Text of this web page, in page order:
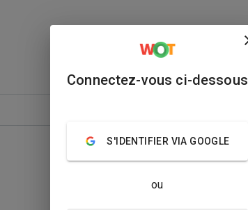
Connectez-vous ci-dessous
S'IDENTIFIER VIA GOOGLE
ou